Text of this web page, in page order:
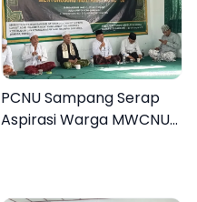
PCNU Sampang Serap
Aspirasi Warga MWCNU